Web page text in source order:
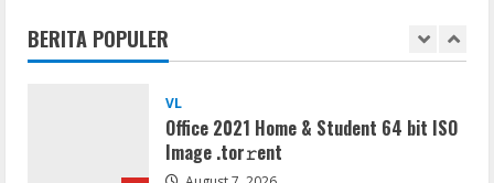
BERITA POPULER
1
VL
Office 2021 Home & Student 64 bit ISO
Image .tоr𝚛еnt